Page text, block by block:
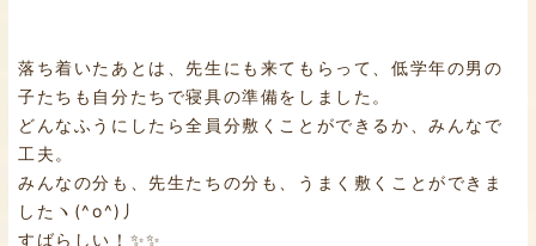
落ち着いたあとは、先生にも来てもらって、低学年の男の
子たちも自分たちで寝具の準備をしました。
どんなふうにしたら全員分敷くことができるか、みんなで
工夫。
みんなの分も、先生たちの分も、うまく敷くことができま
したヽ(^o^)丿
すばらしい！✨✨